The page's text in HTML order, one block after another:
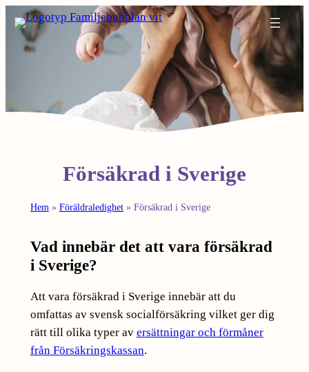
Hoppa
till
innehåll
Försäkrad i Sverige
Hem » Föräldraledighet» Försäkrad i Sverige
Vad innebär det att vara försäkrad
i Sverige?
Att vara försäkrad i Sverige innebär att du
omfattas av svensk socialförsäkring vilket ger dig
rätt till olika typer av ersättningar och förmåner
från Försäkringskassan.